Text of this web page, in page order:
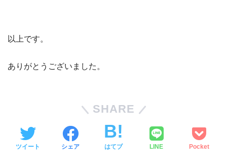
以上です。
ありがとうございました。
SHARE
ツイート シェア はてブ LINE Pocket